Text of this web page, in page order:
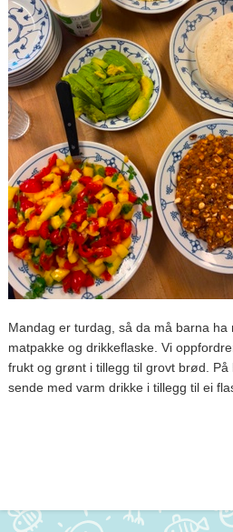
Mandag er turdag, så da må barna ha
matpakke og drikkeflaske. Vi
frukt og grønt i tillegg til grovt brød.
sende med varm drikke i tillegg til ei